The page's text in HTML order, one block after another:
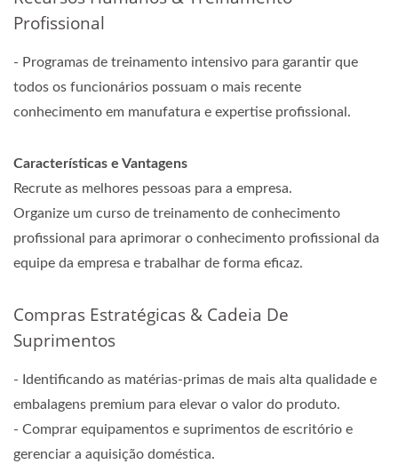
Profissional
- Programas de treinamento intensivo para garantir que
todos os funcionários possuam o mais recente
conhecimento em manufatura e expertise profissional.
Características e Vantagens
Recrute as melhores pessoas para a empresa.
Organize um curso de treinamento de conhecimento
profissional para aprimorar o conhecimento profissional da
equipe da empresa e trabalhar de forma eficaz.
Compras Estratégicas & Cadeia De
Suprimentos
- Identificando as matérias-primas de mais alta qualidade e
embalagens premium para elevar o valor do produto.
- Comprar equipamentos e suprimentos de escritório e
gerenciar a aquisição doméstica.